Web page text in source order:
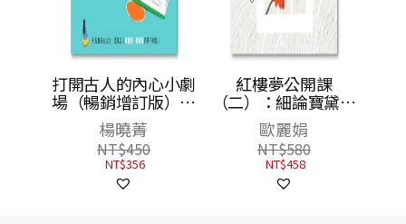
打開古人的內心小劇
場（暢銷增訂版）：
15篇核心古文，透視
古人各種內心糾結，
古文閱讀一把抓！
楊曉菁
NT$450
NT$356
紅樓夢公開課
（二）：細論寶黛釵
卷【修訂新版】
歐麗娟
NT$580
NT$458